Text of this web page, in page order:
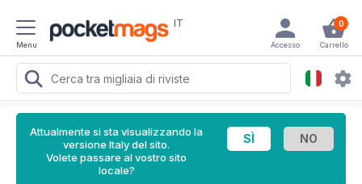
Menu
IT 0
Carrello
Accesso
Attualmente si sta visualizzando la
versione Italy del sito.
Volete passare al vostro sito
locale?